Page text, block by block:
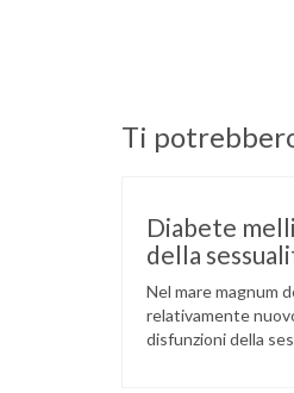
Ti
Diabete
della
Nel mare magnum
relativamente
disfunzioni della